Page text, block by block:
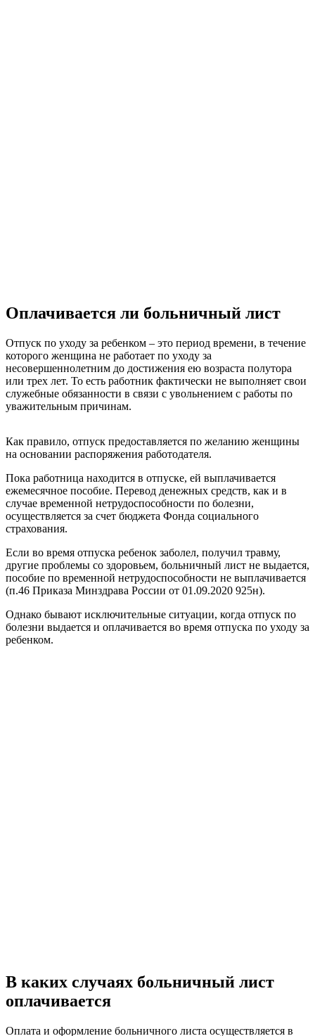
Оплачивается ли больничный лист
Отпуск по уходу за ребенком – это период времени, в течение
которого женщина не работает по уходу за
несовершеннолетним до достижения ею возраста полутора
или трех лет. То есть работник фактически не выполняет свои
служебные обязанности в связи с увольнением с работы по
уважительным причинам.
Как правило, отпуск предоставляется по желанию женщины
на основании распоряжения работодателя.
Пока работница находится в отпуске, ей выплачивается
ежемесячное пособие. Перевод денежных средств, как и в
случае временной нетрудоспособности по болезни,
осуществляется за счет бюджета Фонда социального
страхования.
Если во время отпуска ребенок заболел, получил травму,
другие проблемы со здоровьем, больничный лист не выдается,
пособие по временной нетрудоспособности не выплачивается
(п.46 Приказа Минздрава России от 01.09.2020 925н).
Однако бывают исключительные ситуации, когда отпуск по
болезни выдается и оплачивается во время отпуска по уходу за
ребенком.
В каких случаях больничный лист
оплачивается
Оплата и оформление больничного листа осуществляется в